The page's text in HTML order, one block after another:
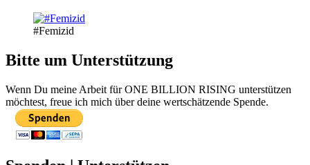
#Femizid
Bitte um Unterstützung
Wenn Du meine Arbeit für ONE BILLION RISING unterstützen
möchtest, freue ich mich über deine wertschätzende Spende.